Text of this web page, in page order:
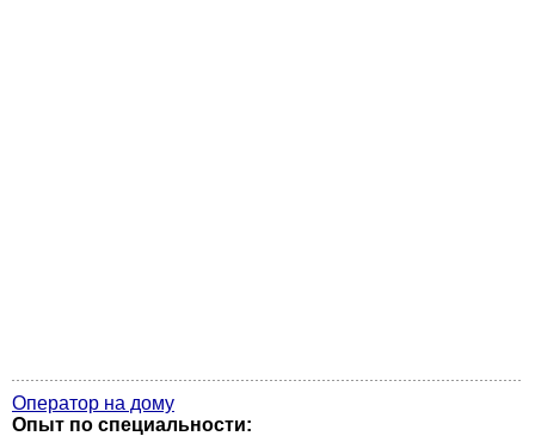
Оператор на дому
Опыт по специальности: